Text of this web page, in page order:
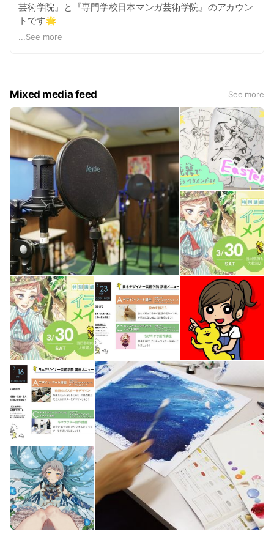
芸術学院』と『専門学校日本マンガ芸術学院』のアカウン
トです🌟
入学事務局のスタッフが、みなさんの進路選択に役立つ情
（在校生の皆さんの質問やご連絡はこちらのLINEでは承れ
ません！）
中部地区で最初に創立した歴史と、実績を誇る『デザイ
ン・写真映像』の専門学校です。
日本デザイナー芸術学院には グラフィックデザイン、イラ
ストデザイン、総合デザイン、動画クリエイター、キャラ
クターデザイン、保育の6コースを設置。
日本マンガ芸術学院にはマンガ、マンガイラスト総合、コ
ミックイラスト、小説クリエイトの4コースを設置。
じっくり型の3年課程コースと集中型の2年課程コースがあ
り、自分にあった学生生活を選択できるのが特長です。
高校新卒から社会人まで幅広い層の方が学んでいます。
...See more
Mixed media feed See more